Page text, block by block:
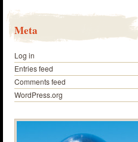
Meta
Log in
Entries feed
Comments feed
WordPress.org